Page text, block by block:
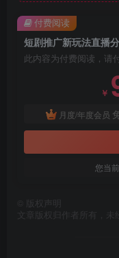
短剧推广新玩法直播
此内容为付费阅读，请
￥
月度/年度会员
您当
付费阅读
版权声明
文章版权归作者所有，未